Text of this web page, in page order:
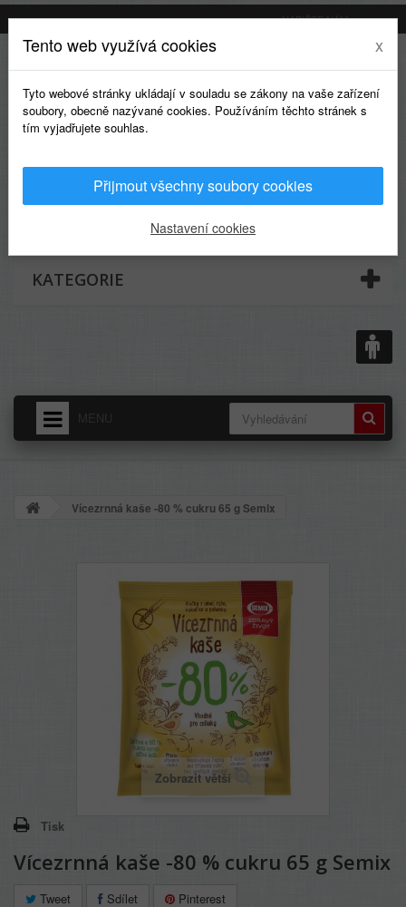
NAPIŠTE NÁM
0
KATEGORIE
Vícezrnná kaše -80 % cukru 65 g Semix
Zobrazit větší
Tisk
Vícezrnná kaše -80 % cukru 65 g Semix
Tweet Sdílet Pinterest
Tento web využívá cookies x
Tyto webové stránky ukládají v souladu se zákony na vaše zařízení
soubory, obecně nazývané cookies. Používáním těchto stránek s
tím vyjadřujete souhlas.
Přijmout všechny soubory cookies
Nastavení cookies